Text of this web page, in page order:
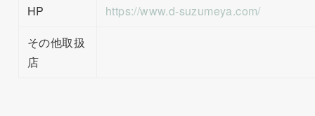
HP
https://www.d-suzumeya.com/
その他取扱
店